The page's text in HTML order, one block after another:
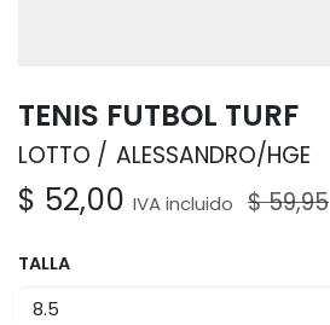
TENIS FUTBOL TURF
LOTTO ALESSANDRO/HGE
$ 52,00 IVA incluido $59,95
TALLA